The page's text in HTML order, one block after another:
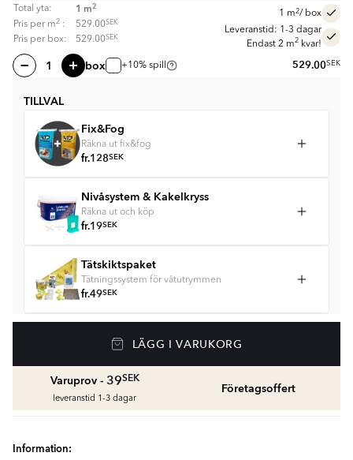
Total yta: 1 m2
Pris per m 2 : 529.00SEK
Pris per box: 529.00SEK
1 m2/ box
Leveranstid: 1-3 dagar
Endast 2 m2 kvar!
box +10% spill 529.00SEK
TILLVAL
Fix&Fog
Räkna ut fix&fog
fr.128SEK
Nivåsystem & Kakelkryss
Räkna ut och köp
fr.19SEK
Tätskiktspaket
Tätningssystem för våtutrymmen
fr.49SEK
Se färger och beräkna rätt mängd våtrumssilikon
Rengöring & Underhåll
LÄGG I VARUKORG
Varuprov - 39SEK
leveranstid 1-3 dagar
Företagsoffert
Information: